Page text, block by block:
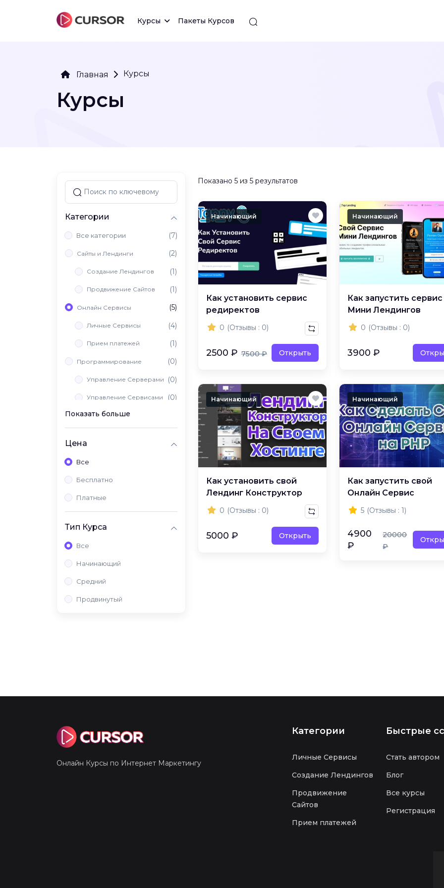
Курсы Пакеты Курсов
Главная Курсы
Курсы
Категории
Все категории (7)
Сайты и Лендинги (2)
Создание Лендингов (1)
Продвижение Сайтов (1)
Онлайн Сервисы (5)
Личные Сервисы (4)
Прием платежей (1)
Программирование (0)
Управление Серверами (0)
Управление Сервисами (0)
Вайб Кодинг
Показать больше
Цена
Все
Бесплатно
Платные
Тип Курса
Все
Начинающий
Средний
Продвинутый
Показано 5 из 5 результатов
Начинающий
Как установить сервис
редиректов
0 (Отзывы : 0)
2500 ₽ 7500 ₽ Открыть
Начинающий
Как запустить сервис
Мини Лендингов
0 (Отзывы : 0)
3900 ₽
Начинающий
Как установить свой
Лендинг Конструктор
0 (Отзывы : 0)
5000 ₽ Открыть
Начинающий
Как запустить свой
Онлайн Сервис
5 (Отзывы : 1)
4900
₽
20000
₽
Онлайн Курсы по Интернет Маркетингу
Категории
Личные Сервисы
Создание Лендингов
Продвижение
Сайтов
Прием платежей
Быстрые
Стать автором
Блог
Все курсы
Регистрация